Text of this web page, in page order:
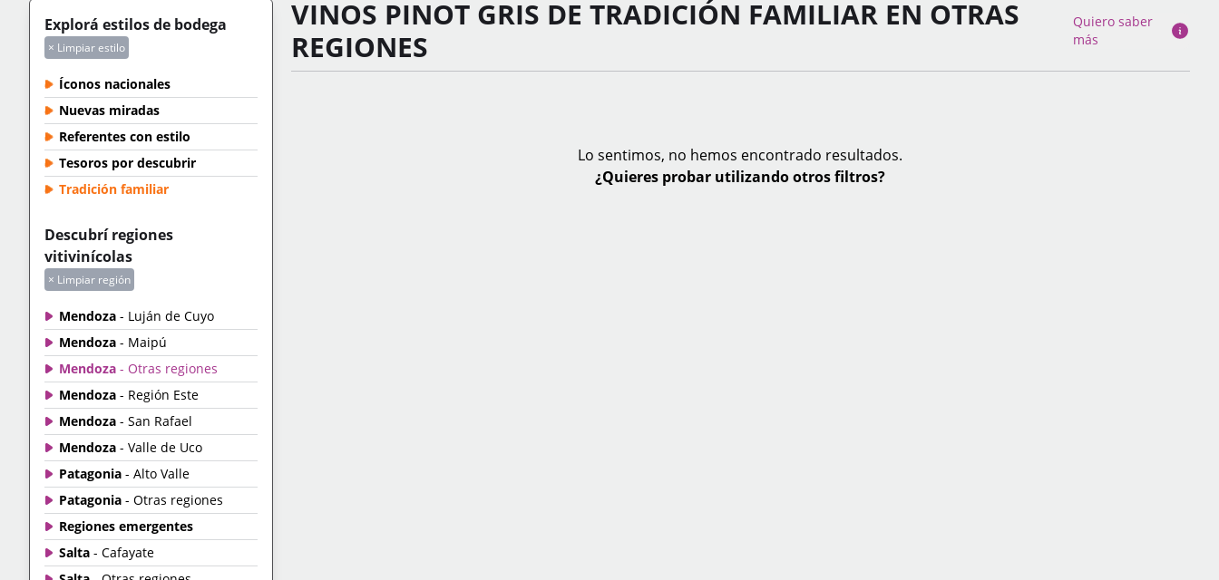
Explorá estilos de bodega
× Limpiar estilo
Íconos nacionales
Nuevas miradas
Referentes con estilo
Tesoros por descubrir
Tradición familiar
Descubrí regiones
vitivinícolas
× Limpiar región
Mendoza - Luján de Cuyo
Mendoza - Maipú
Mendoza - Otras regiones
Mendoza - Región Este
Mendoza - San Rafael
Mendoza - Valle de Uco
Patagonia - Alto Valle
Patagonia - Otras regiones
Regiones emergentes
Salta - Cafayate
VINOS PINOT GRIS DE TRADICIÓN FAMILIAR EN OTRAS
REGIONES
Quiero saber
más
Lo sentimos, no hemos encontrado resultados.
¿Quieres probar utilizando otros filtros?